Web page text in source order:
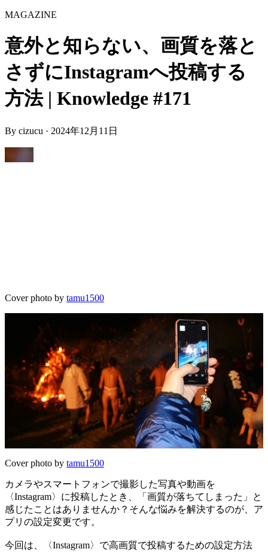
MAGAZINE
意外と知らない、画質を落と
さずにInstagramへ投稿する
方法 | Knowledge #171
By cizucu · 2024年12月11日
Cover photo by tamu1500
Cover photo by tamu1500
カメラやスマートフォンで撮影した写真や動画を
〈Instagram〉に投稿したとき、「画質が落ちてしまった」と
感じたことはありませんか？そんな悩みを解決するのが、ア
プリの設定変更です。
今回は、〈Instagram〉で高画質で投稿するための設定方法